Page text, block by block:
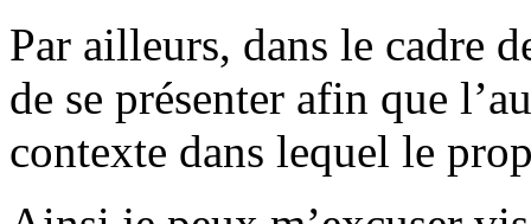
Par ailleurs, dans le cadre
de se présenter afin que
contexte dans lequel le